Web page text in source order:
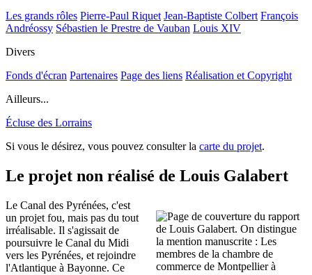
Les grands rôles Pierre-Paul Riquet Jean-Baptiste Colbert François
Andréossy Sébastien le Prestre de Vauban Louis XIV
Divers
Fonds d'écran Partenaires Page des liens Réalisation et Copyright
Ailleurs...
Écluse des Lorrains
Si vous le désirez, vous pouvez consulter la carte du projet.
Le projet non réalisé de Louis Galabert
Le Canal des Pyrénées, c'est
un projet fou, mais pas du tout
irréalisable. Il s'agissait de
poursuivre le Canal du Midi
vers les Pyrénées, et rejoindre
l'Atlantique à Bayonne. Ce